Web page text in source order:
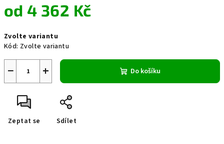
od4 362 Kč
cena:
Zvolte variantu
Kód: Zvolte variantu
+
− Do košíku
Zeptat se Sdílet